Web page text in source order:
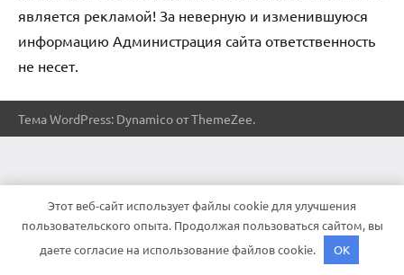
является рекламой! За неверную и изменившуюся
информацию Администрация сайта ответственность
не несет.
Тема WordPress: Dynamico от ThemeZee.
Этот веб-сайт использует файлы cookie для улучшения
пользовательского опыта. Продолжая пользоваться сайтом, вы
даете согласие на использование файлов cookie.
OK